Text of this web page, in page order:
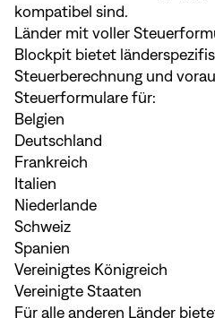
kompatibel sind.
Länder mit voller
Blockpit bietet
Steuerberechnung und
Steuerformulare für:
Belgien
Deutschland
Frankreich
Italien
Niederlande
Schweiz
Spanien
Vereinigtes Königreich
Vereinigte Staaten
Für alle anderen Länder